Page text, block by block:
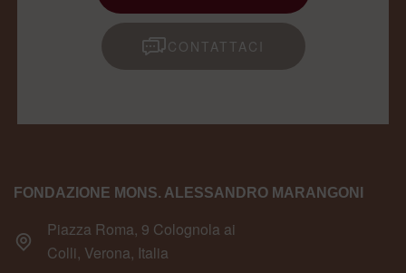
CONTATTACI
FONDAZIONE MONS. ALESSANDRO MARANGONI
Piazza Roma, 9 Colognola ai
Colli, Verona, Italia